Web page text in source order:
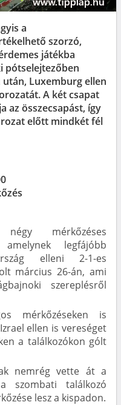
a
szorzó,
játékba
pótselejtezőben
Luxemburg ellen
A két csapat
az összecsapást, így
előtt mindkét fél
mérkőzéses
legfájóbb
elleni 2-1-es
március 26-án, ami
szereplésről
mérkőzéseken is
ellen is vereséget
a találkozókon gólt
nemrég vette át a
szombati találkozó
lesz a kispadon.